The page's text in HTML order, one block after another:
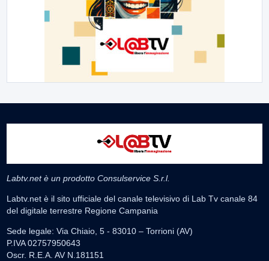
Labtv.net è un prodotto Consulservice S.r.l.
Labtv.net è il sito ufficiale del canale televisivo di Lab Tv canale 84
del digitale terrestre Regione Campania
Sede legale: Via Chiaio, 5 - 83010 – Torrioni (AV)
P.IVA 02757950643
Oscr. R.E.A. AV N.181151